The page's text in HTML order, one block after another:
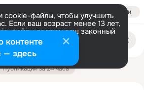
Войти
cookie-файлы, чтобы улучшить
Если ваш возраст менее 13 лет,
файлы должен ваш законный
Больше информации
Настроить
Публикации за 24 часа
контенте
— здесь